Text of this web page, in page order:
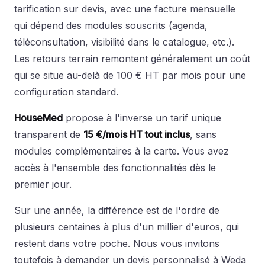
tarification sur devis, avec une facture mensuelle
qui dépend des modules souscrits (agenda,
téléconsultation, visibilité dans le catalogue, etc.).
Les retours terrain remontent généralement un coût
qui se situe au-delà de 100 € HT par mois pour une
configuration standard.
HouseMed propose à l'inverse un tarif unique
transparent de 15 €/mois HT tout inclus, sans
modules complémentaires à la carte. Vous avez
accès à l'ensemble des fonctionnalités dès le
premier jour.
Sur une année, la différence est de l'ordre de
plusieurs centaines à plus d'un millier d'euros, qui
restent dans votre poche. Nous vous invitons
toutefois à demander un devis personnalisé à Weda